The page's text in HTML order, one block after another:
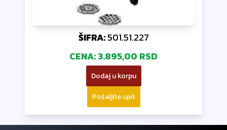
ŠIFRA: 501.51.227
CENA:3.895,00 RSD
Dodaj u korpu
Pošaljite upit